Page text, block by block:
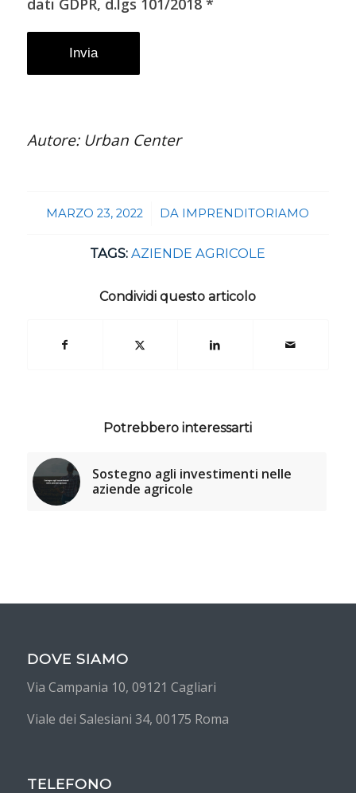
dati GDPR, d.lgs 101/2018 *
Autore: Urban Center
MARZO 23, 2022
/ DA IMPRENDITORIAMO
TAGS: AZIENDE AGRICOLE
Condividi questo articolo
Potrebbero interessarti
Sostegno agli investimenti nelle
aziende agricole
DOVE SIAMO
Via Campania 10, 09121 Cagliari
Viale dei Salesiani 34, 00175 Roma
TELEFONO